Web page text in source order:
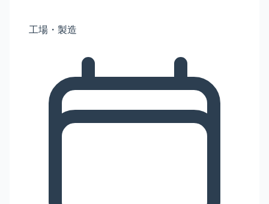
工場・製造